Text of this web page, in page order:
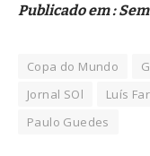
Publicado em :
Copa do Mundo
Jornal SOl
Luís
Paulo Guedes